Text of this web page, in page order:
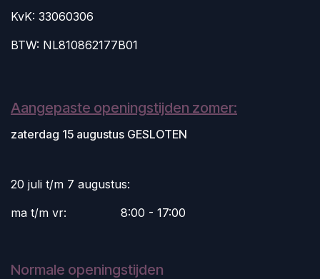
KvK: 33060306
BTW: NL810862177B01
Aangepaste openingstijden zomer:
zaterdag 15 augustus GESLOTEN
20 juli t/m 7 augustus:
ma t/m vr:
​8:00 - 17:00
Normale openingstijden